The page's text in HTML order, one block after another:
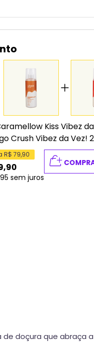
Kiss Vibez
Crush Vibez da Vez!
R$ 79,90
sem juros
doçura que abraça